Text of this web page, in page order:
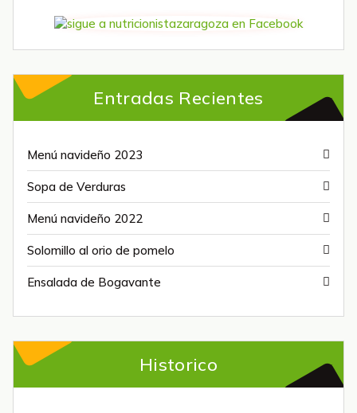
Entradas Recientes
Menú navideño 2023
Sopa de Verduras
Menú navideño 2022
Solomillo al orio de pomelo
Ensalada de Bogavante
Historico